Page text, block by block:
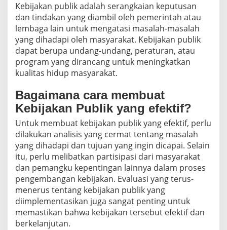
Kebijakan publik adalah serangkaian keputusan
dan tindakan yang diambil oleh pemerintah atau
lembaga lain untuk mengatasi masalah-masalah
yang dihadapi oleh masyarakat. Kebijakan publik
dapat berupa undang-undang, peraturan, atau
program yang dirancang untuk meningkatkan
kualitas hidup masyarakat.
Bagaimana cara membuat
Kebijakan Publik yang efektif?
Untuk membuat kebijakan publik yang efektif, perlu
dilakukan analisis yang cermat tentang masalah
yang dihadapi dan tujuan yang ingin dicapai. Selain
itu, perlu melibatkan partisipasi dari masyarakat
dan pemangku kepentingan lainnya dalam proses
pengembangan kebijakan. Evaluasi yang terus-
menerus tentang kebijakan publik yang
diimplementasikan juga sangat penting untuk
memastikan bahwa kebijakan tersebut efektif dan
berkelanjutan.